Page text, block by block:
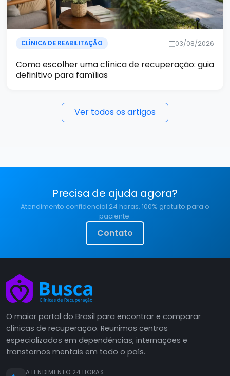
CLÍNICA DE REABILITAÇÃO 03/08/2026
Como escolher uma clínica de recuperação: guia
definitivo para famílias
Ver todos os artigos
Precisa de ajuda agora?
Atendimento confidencial 24 horas, 100% gratuito para o
paciente.
Contato
O maior portal do Brasil para encontrar e comparar
clínicas de recuperação. Reunimos centros
especializados em dependências, internações e
transtornos mentais em todo o país.
ATENDIMENTO 24 HORAS